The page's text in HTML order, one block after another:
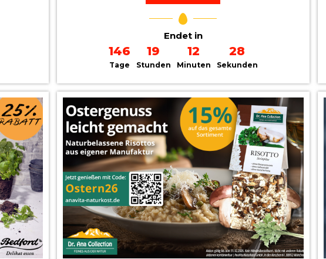
Endet in
146
Tage
19
Stunden
12
Minuten
26
Sekunden